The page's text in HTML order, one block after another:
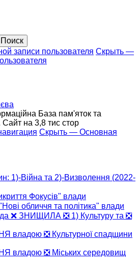
записи пользователя Скрыть —
База пам'яток та
Сайт на 3,8 тис стор
Скрыть — Основная
1)-Війна та 2)-Визволення (2022-
Фокусів" влади
обличчя та політика" влади
❌ ЗНИЩИЛА ❎ 1) Культуру та ❎
владою ❎ Культурної спадщини
владою ❎ Міських середовищ